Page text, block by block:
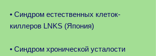
• Синдром естественных клеток-
киллеров LNKS (Япония)
• Синдром хронической усталости